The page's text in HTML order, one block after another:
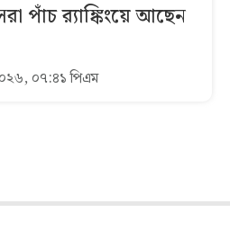
পাঁচ র‌্যাঙ্কিংয়ে আছেন
০৭:৪১ পিএম